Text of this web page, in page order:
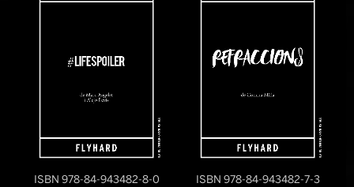
ISBN 978-84-943482-8-0 ISBN 978-84-943482-7-3